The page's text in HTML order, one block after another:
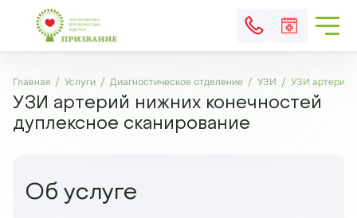
Главная Услуги Диагностическое отделение УЗИ УЗИ артерий
УЗИ артерий нижних конечностей
дуплексное сканирование
Об услуге